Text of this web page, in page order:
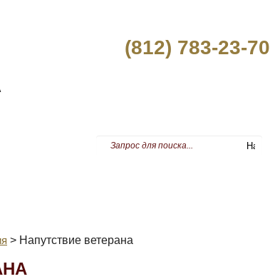
(812) 783-23-70
> Напутствие ветерана